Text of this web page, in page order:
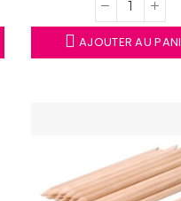
AJOUTER AU